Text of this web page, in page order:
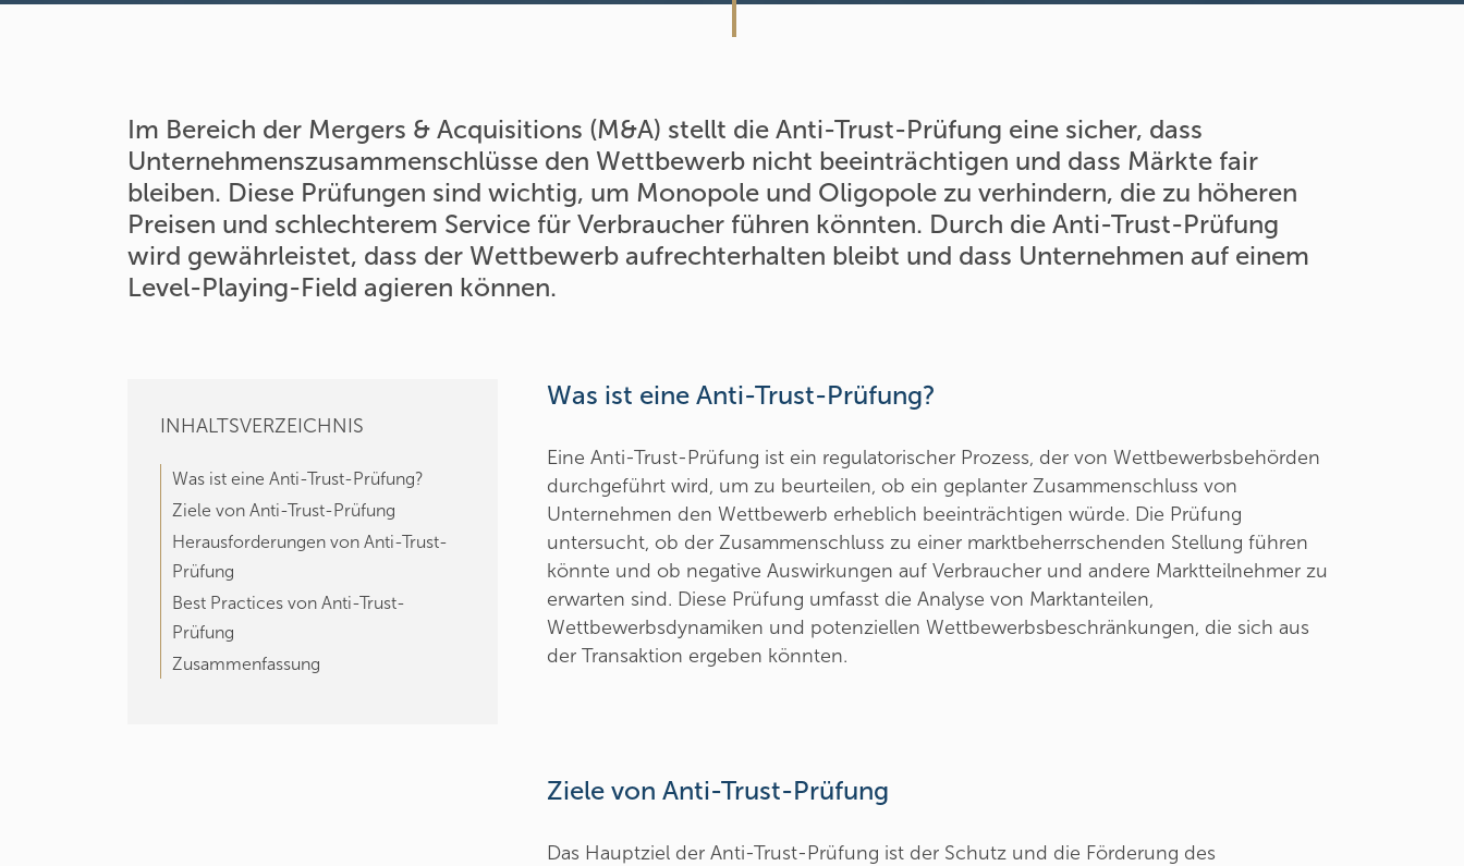
Im Bereich der Mergers & Acquisitions (M&A) stellt die Anti-Trust-Prüfung eine sicher, dass
Unternehmenszusammenschlüsse den Wettbewerb nicht beeinträchtigen und dass Märkte fair
bleiben. Diese Prüfungen sind wichtig, um Monopole und Oligopole zu verhindern, die zu höheren
Preisen und schlechterem Service für Verbraucher führen könnten. Durch die Anti-Trust-Prüfung
wird gewährleistet, dass der Wettbewerb aufrechterhalten bleibt und dass Unternehmen auf einem
Level-Playing-Field agieren können.
INHALTSVERZEICHNIS
Was ist eine Anti-Trust-Prüfung?
Ziele von Anti-Trust-Prüfung
Herausforderungen von Anti-Trust-
Prüfung
Best Practices von Anti-Trust-
Prüfung
Zusammenfassung
Was ist eine Anti-Trust-Prüfung?
Eine Anti-Trust-Prüfung ist ein regulatorischer Prozess, der von Wettbewerbsbehörden
durchgeführt wird, um zu beurteilen, ob ein geplanter Zusammenschluss von
Unternehmen den Wettbewerb erheblich beeinträchtigen würde. Die Prüfung
untersucht, ob der Zusammenschluss zu einer marktbeherrschenden Stellung führen
könnte und ob negative Auswirkungen auf Verbraucher und andere Marktteilnehmer zu
erwarten sind. Diese Prüfung umfasst die Analyse von Marktanteilen,
Wettbewerbsdynamiken und potenziellen Wettbewerbsbeschränkungen, die sich aus
der Transaktion ergeben könnten.
Ziele von Anti-Trust-Prüfung
Das Hauptziel der Anti-Trust-Prüfung ist der Schutz und die Förderung des